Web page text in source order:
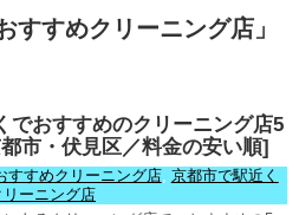
すすめクリーニング店 」
でおすすめのクリーニング店5
市・伏見区／料金の安い順]
すすめクリーニング店, 京都市で駅近く
ーニング店